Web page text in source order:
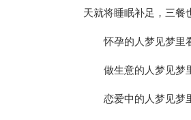
天就将睡眠补足，三餐
怀孕的人梦见梦里
做生意的人梦见梦
恋爱中的人梦见梦